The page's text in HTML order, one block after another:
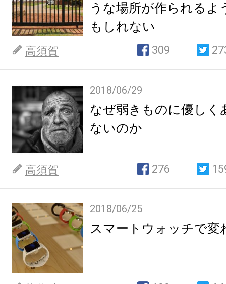
うな場所が作られるよ
もしれない
高須賀 309
2018/06/29
なぜ弱きものに優しく
ないのか
高須賀 276
2018/06/25
スマートウォッチで変